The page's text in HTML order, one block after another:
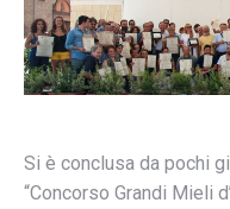
Si è conclusa da pochi
“Concorso Grandi Mieli